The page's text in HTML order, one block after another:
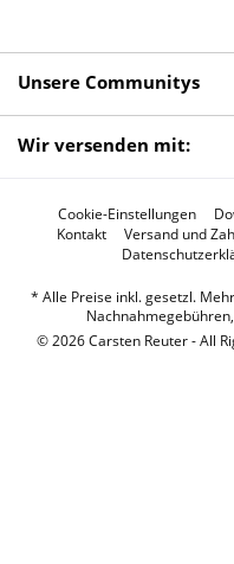
Unsere Communitys
Wir versenden mit:
Cookie-Einstellungen
Kontakt
Versand und
* Alle Preise inkl. gesetzl.
© 2026 Carsten Reuter - All